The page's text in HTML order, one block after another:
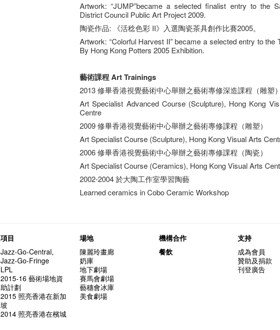
Artwork: “JUMP”became a selected finalist entry to the
District Council Public Art Project 2009.
陶瓷作品: 《活稔色彩 II》入選陶瓷茶具創作比賽2005。
Artwork: “Colorful Harvest II” became a selected entry to the
By Hong Kong Potters 2005 Exhibition.
藝術課程 Art Trainings
2013 修畢香港視覺藝術中心舉辦之藝術專修深造課程（雕塑）
Art Specialist Advanced Course (Sculpture), Hong Kong
Centre
2009 修畢香港視覺藝術中心舉辦之藝術專修課程（雕塑）
Art Specialist Course (Sculpture), Hong Kong Visual Arts
2006 修畢香港視覺藝術中心舉辦之藝術專修課程（陶瓷）
Art Specialist Course (Ceramics), Hong Kong Visual Arts
2002-2004 於大陶工作室學習陶藝
Learned ceramics in Cobo Ceramic Workshop
項目
Jazz-Go-Central,
Jazz-Go-Fringe
LPL
2015-16 藝術場地資
助計劃
2015 照亮香港在新加
坡
2014 照亮香港在檳城
場地
陳麗玲畫廊
奶庫
地下劇場
賽馬會劇場
藝穗會冰庫
美食劇場
機構合作
餐飲
支持
成為會員
贊助及捐款
刊登廣告